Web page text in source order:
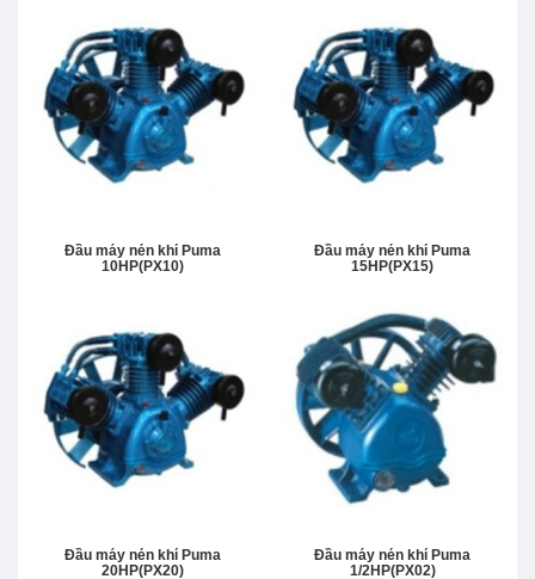
Đầu máy nén khí Puma
10HP(PX10)
Đầu máy nén khí Puma
15HP(PX15)
Đầu máy nén khí Puma
20HP(PX20)
Đầu máy nén khí Puma
1/2HP(PX02)